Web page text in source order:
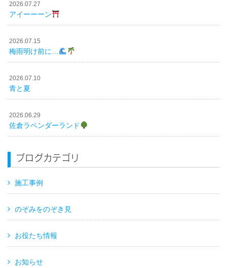
2026.07.27
アイーーーン
2026.07.15
梅雨明け前に…
2026.07.10
青と夏
2026.06.29
佐倉ラベンダーランド
ブログカテゴリ
施工事例
のぞみをのぞき見
お役たち情報
お知らせ